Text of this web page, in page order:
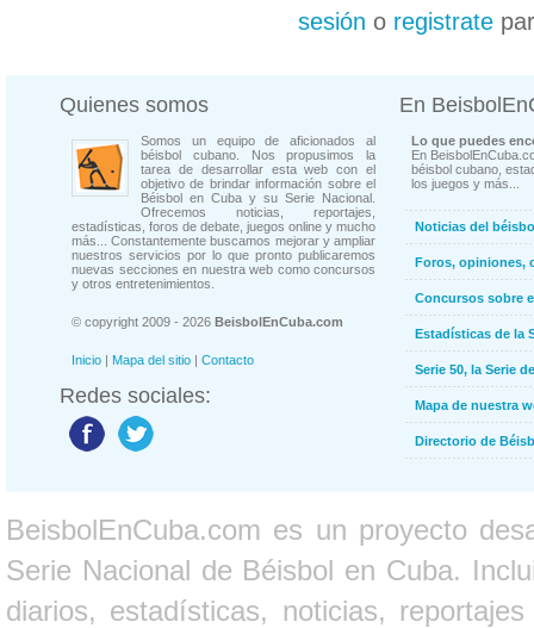
sesión o registrate
Quienes somos
Somos un equipo de aficionados al
béisbol cubano. Nos propusimos la
tarea de desarrollar esta web con el
objetivo de brindar información sobre el
Béisbol en Cuba y su Serie Nacional.
Ofrecemos noticias, reportajes,
estadísticas, foros de debate, juegos online y mucho
más... Constantemente buscamos mejorar y ampliar
nuestros servicios por lo que pronto publicaremos
nuevas secciones en nuestra web como concursos
y otros entretenimientos.
© copyright 2009 - 2026 BeisbolEnCuba.com
Inicio | Mapa del sitio | Contacto
Redes sociales:
En
Lo que puedes
En
béisbol cubano,
los juegos y más...
Noticias del
Foros, opiniones,
Concursos sobre
Estadísticas de la
Serie 50, la Serie
Mapa de nuestra
Directorio de
BeisbolEnCuba.com es un proyecto
Serie Nacional de Béisbol en Cuba.
diarios, estadísticas, noticias,